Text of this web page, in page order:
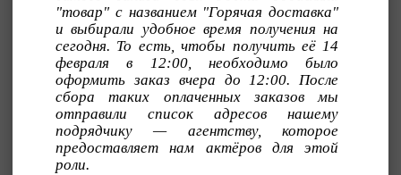
"товар" с названием "Горячая доставка"
и выбирали удобное время получения на
сегодня. То есть, чтобы получить её 14
февраля в 12:00, необходимо было
оформить заказ вчера до 12:00. После
сбора таких оплаченных заказов мы
отправили список адресов нашему
подрядчику — агентству, которое
предоставляет нам актёров для этой
роли.